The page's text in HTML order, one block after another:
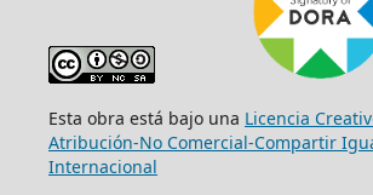
Esta obra está bajo una Licencia
Atribución-No Comercial-Compartir
Internacional